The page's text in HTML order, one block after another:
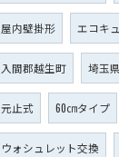
屋内壁掛形 エコキ
入間郡越生町 埼玉
元止式 60㎝タイプ
ウォシュレット交換